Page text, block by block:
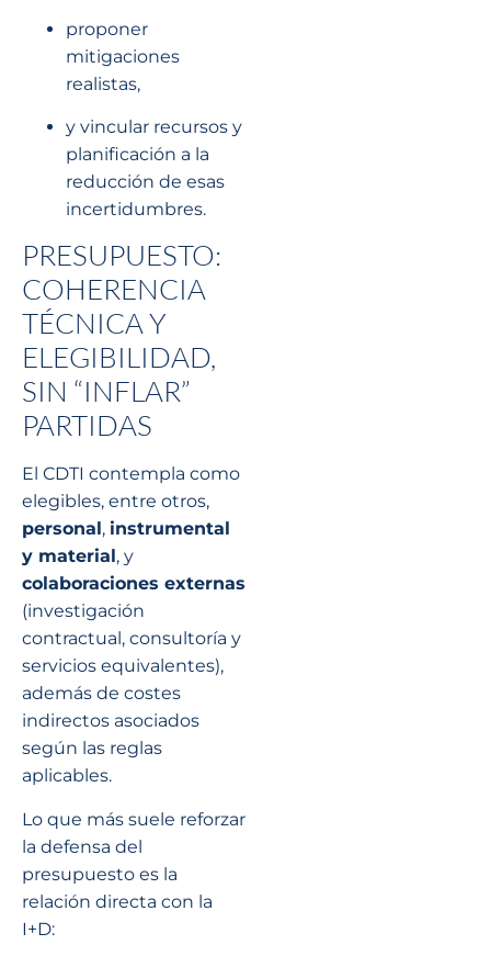
proponer
mitigaciones
realistas,
y vincular recursos y
planificación a la
reducción de esas
incertidumbres.
PRESUPUESTO:
COHERENCIA
TÉCNICA Y
ELEGIBILIDAD,
SIN “INFLAR”
PARTIDAS
El CDTI contempla como
elegibles, entre otros,
personal, instrumental
y material, y
colaboraciones externas
(investigación
contractual, consultoría y
servicios equivalentes),
además de costes
indirectos asociados
según las reglas
aplicables.
Lo que más suele reforzar
la defensa del
presupuesto es la
relación directa con la
I+D: